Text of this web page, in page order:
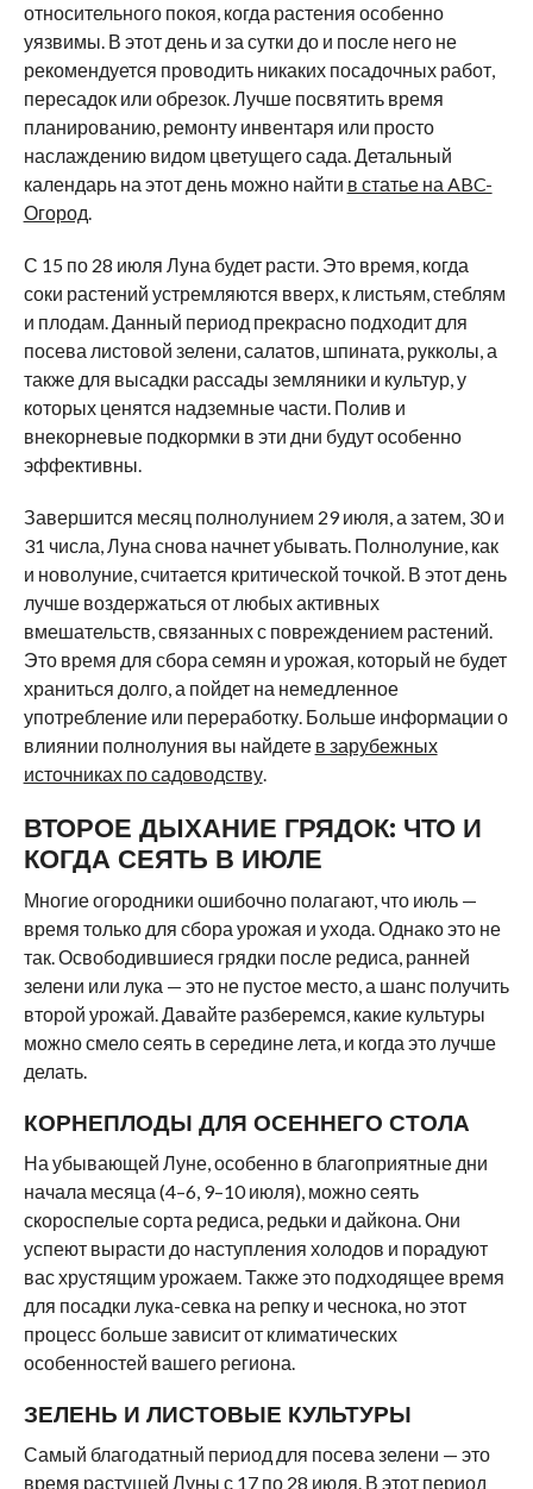
относительного покоя, когда растения особенно
уязвимы. В этот день и за сутки до и после него не
рекомендуется проводить никаких посадочных работ,
пересадок или обрезок. Лучше посвятить время
планированию, ремонту инвентаря или просто
наслаждению видом цветущего сада. Детальный
календарь на этот день можно найти в статье на ABC-
Огород.
С 15 по 28 июля Луна будет расти. Это время, когда
соки растений устремляются вверх, к листьям, стеблям
и плодам. Данный период прекрасно подходит для
посева листовой зелени, салатов, шпината, рукколы, а
также для высадки рассады земляники и культур, у
которых ценятся надземные части. Полив и
внекорневые подкормки в эти дни будут особенно
эффективны.
Завершится месяц полнолунием 29 июля, а затем, 30 и
31 числа, Луна снова начнет убывать. Полнолуние, как
и новолуние, считается критической точкой. В этот день
лучше воздержаться от любых активных
вмешательств, связанных с повреждением растений.
Это время для сбора семян и урожая, который не будет
храниться долго, а пойдет на немедленное
употребление или переработку. Больше информации о
влиянии полнолуния вы найдете в зарубежных
источниках по садоводству.
ВТОРОЕ ДЫХАНИЕ ГРЯДОК: ЧТО И
КОГДА СЕЯТЬ В ИЮЛЕ
Многие огородники ошибочно полагают, что июль —
время только для сбора урожая и ухода. Однако это не
так. Освободившиеся грядки после редиса, ранней
зелени или лука — это не пустое место, а шанс получить
второй урожай. Давайте разберемся, какие культуры
можно смело сеять в середине лета, и когда это лучше
делать.
КОРНЕПЛОДЫ ДЛЯ ОСЕННЕГО СТОЛА
На убывающей Луне, особенно в благоприятные дни
начала месяца (4–6, 9–10 июля), можно сеять
скороспелые сорта редиса, редьки и дайкона. Они
успеют вырасти до наступления холодов и порадуют
вас хрустящим урожаем. Также это подходящее время
для посадки лука-севка на репку и чеснока, но этот
процесс больше зависит от климатических
особенностей вашего региона.
ЗЕЛЕНЬ И ЛИСТОВЫЕ КУЛЬТУРЫ
Самый благодатный период для посева зелени — это
время растущей Луны с 17 по 28 июля. В этот период